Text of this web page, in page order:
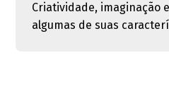
Criatividade, imaginação
algumas de suas